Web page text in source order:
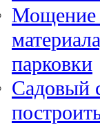
Мощение
парковки
Садовый